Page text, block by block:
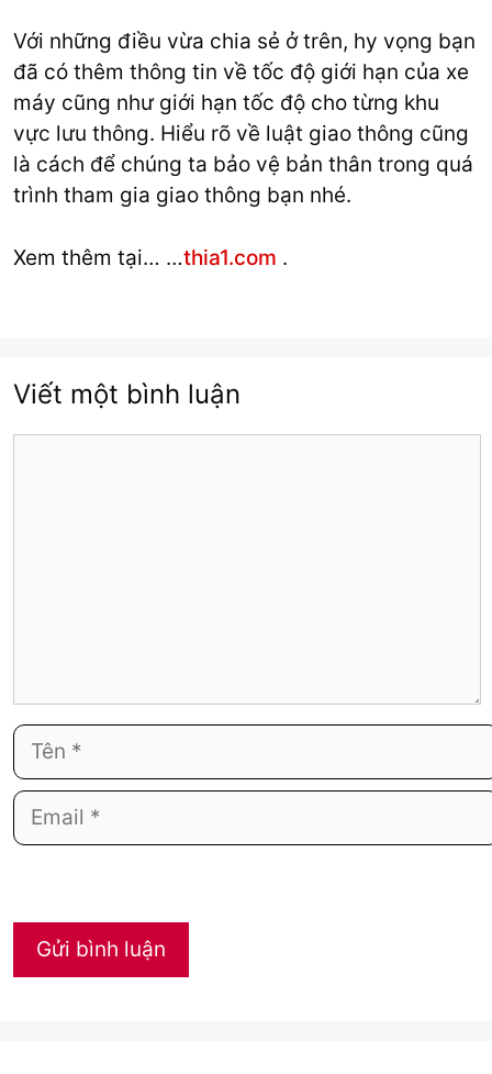
Với những điều vừa chia sẻ ở trên, hy vọng bạn
đã có thêm thông tin về tốc độ giới hạn của xe
máy cũng như giới hạn tốc độ cho từng khu
vực lưu thông. Hiểu rõ về luật giao thông cũng
là cách để chúng ta bảo vệ bản thân trong quá
trình tham gia giao thông bạn nhé.
Xem thêm tại… …thia1.com .
Viết một bình luận
Tên
Email